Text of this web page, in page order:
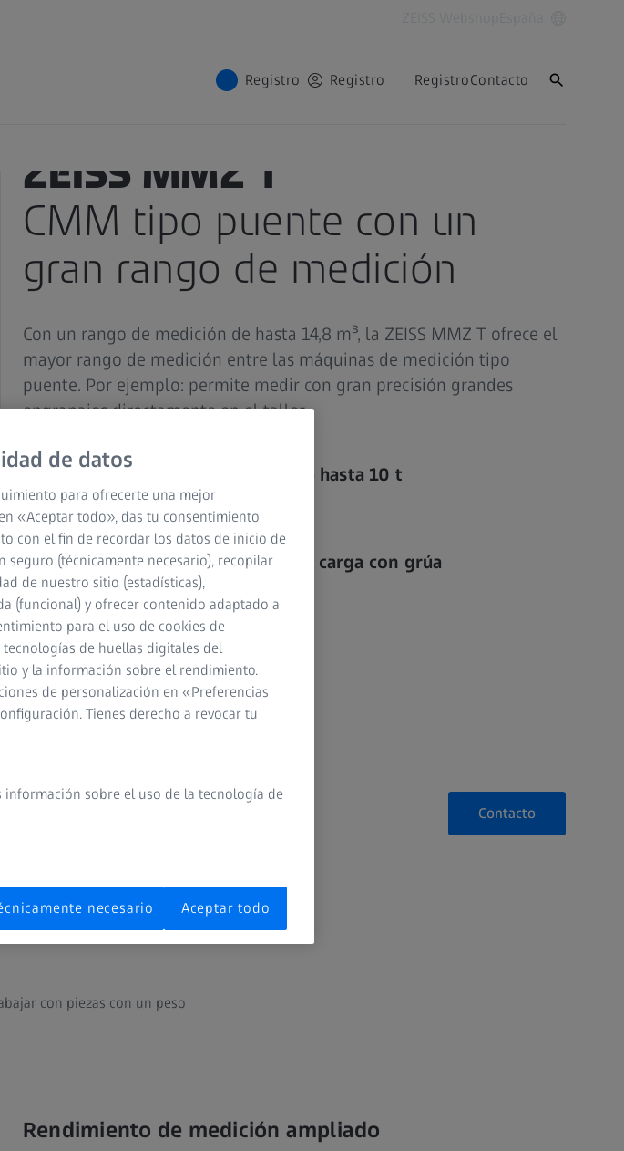
Registro Registro RegistroContacto
ZEISS MMZ T
CMM tipo puente con un
gran rango de medición
Con un rango de medición de hasta 14,8 m³, la ZEISS MMZ T ofrece el
mayor rango de medición entre las máquinas de medición tipo
puente. Por ejemplo: permite medir con gran precisión grandes
engranajes directamente en el taller.
Diseño robusto para piezas de hasta 10 t
Mediciones de alta precisión
Diseño abierto para facilitar la carga con grúa
Contacto
con piezas con un peso
Rendimiento de medición ampliado
de datos
para ofrecerte una mejor
«Aceptar todo», das tu consentimiento
con el fin de recordar los datos de inicio de
(técnicamente necesario), recopilar
de nuestro sitio (estadísticas),
(funcional) y ofrecer contenido adaptado a
para el uso de cookies de
de huellas digitales del
y la información sobre el rendimiento.
de personalización en «Preferencias
Tienes derecho a revocar tu
información sobre el uso de la tecnología de
necesario Aceptar todo